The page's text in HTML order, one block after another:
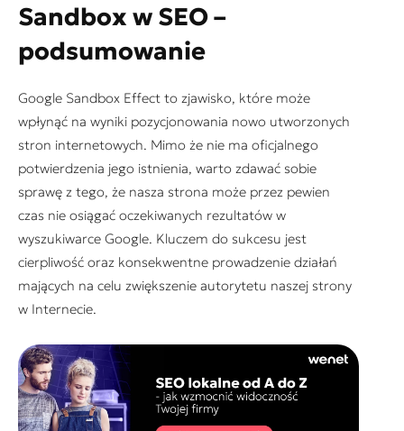
Sandbox w SEO –
podsumowanie
Google Sandbox Effect to zjawisko, które może
wpłynąć na wyniki pozycjonowania nowo utworzonych
stron internetowych. Mimo że nie ma oficjalnego
potwierdzenia jego istnienia, warto zdawać sobie
sprawę z tego, że nasza strona może przez pewien
czas nie osiągać oczekiwanych rezultatów w
wyszukiwarce Google. Kluczem do sukcesu jest
cierpliwość oraz konsekwentne prowadzenie działań
mających na celu zwiększenie autorytetu naszej strony
w Internecie.